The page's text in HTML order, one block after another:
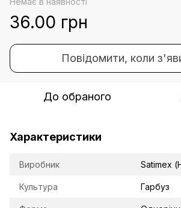
36.00 грн
Повідомити, коли
До обраного
Характеристики
Виробник Satimex
Культура Гарбуз